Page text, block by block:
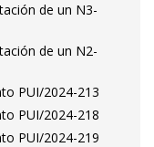
de un N3-
de un N2-
PUI/2024-213
PUI/2024-218
PUI/2024-219